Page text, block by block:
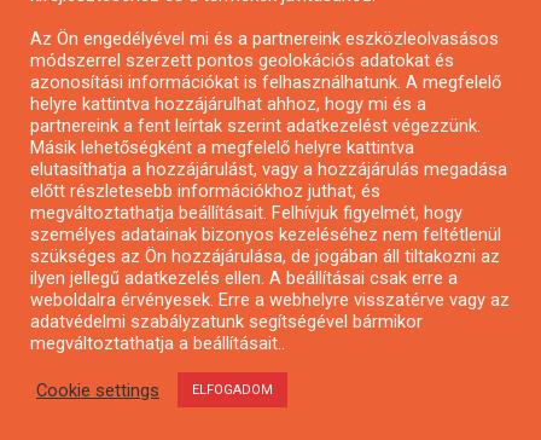
Pályázatok magánszemélyeknek
Pályázatok civil szervezeteknek
Pályázatok vállalkozásoknak
Önkormányzati pályázatok
Mezőgazdasági pályázatok
Falusi turizmus pályázatok
Napelem pályázatok
GINOP pályázatok
Copyright © All rights reserved.
Az Ön engedélyével mi és a partnereink eszközleolvasásos
módszerrel szerzett pontos geolokációs adatokat és
azonosítási információkat is felhasználhatunk. A megfelelő
helyre kattintva hozzájárulhat ahhoz, hogy mi és a
partnereink a fent leírtak szerint adatkezelést végezzünk.
Másik lehetőségként a megfelelő helyre kattintva
elutasíthatja a hozzájárulást, vagy a hozzájárulás megadása
előtt részletesebb információkhoz juthat, és
megváltoztathatja beállításait. Felhívjuk figyelmét, hogy
személyes adatainak bizonyos kezeléséhez nem feltétlenül
szükséges az Ön hozzájárulása, de jogában áll tiltakozni az
ilyen jellegű adatkezelés ellen. A beállításai csak erre a
weboldalra érvényesek. Erre a webhelyre visszatérve vagy az
adatvédelmi szabályzatunk segítségével bármikor
megváltoztathatja a beállításait..
Cookie settings ELFOGADOM